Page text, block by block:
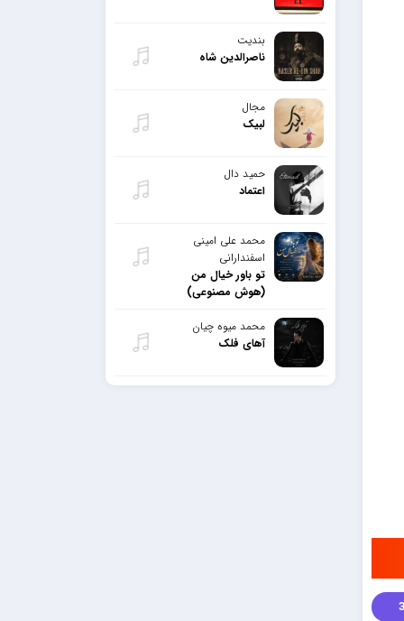
بندیت
ناصرالدین شاه
مجال
لبیک
حمید دال
اعتماد
محمد علی امینی
اسفندارانی
تو باور خیال من
(هوش مصنوعی)
محمد میوه چیان
آهای فلک